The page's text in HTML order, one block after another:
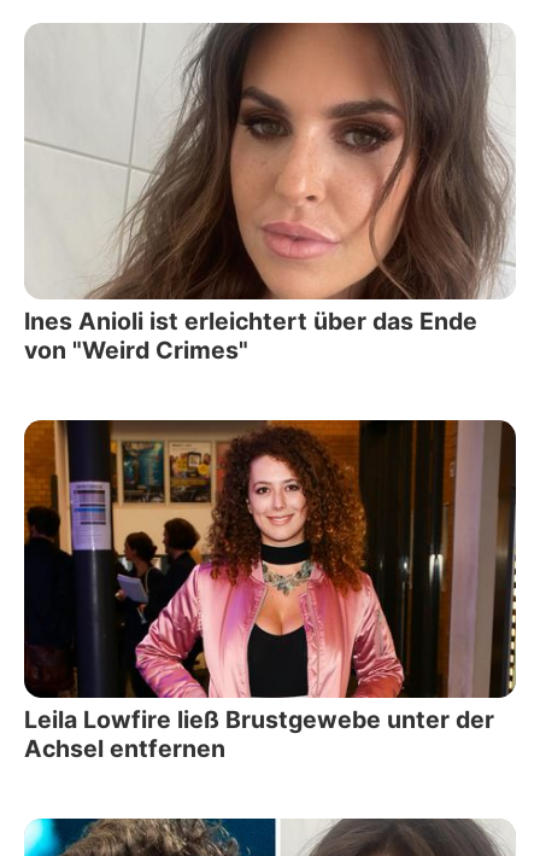
Ines Anioli ist erleichtert über das Ende
von "Weird Crimes"
Leila Lowfire ließ Brustgewebe unter der
Achsel entfernen